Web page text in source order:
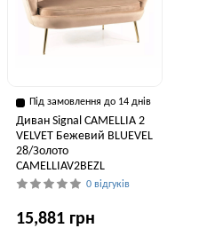
Під замовлення до 14 днів
Диван Signal CAMELLIA 2
VELVET Бежевий BLUEVEL
28/Золото
CAMELLIAV2BEZL
0 відгуків
15,881 грн